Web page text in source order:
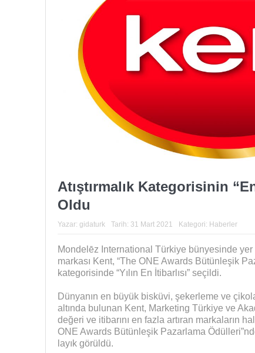
Atıştırmalık Kategorisinin
Oldu
Yazar: gidaturk Tarih: 31 Mart 2021 Kategori: Haberler
Mondelēz International Türkiye bünyesinde yer
markası Kent, “The ONE Awards Bütünleşik
kategorisinde “Yılın En İtibarlısı” seçildi.
Dünyanın en büyük bisküvi, şekerleme ve
altında bulunan Kent, Marketing Türkiye ve
değeri ve itibarını en fazla artıran markaların
ONE Awards Bütünleşik Pazarlama
layık görüldü.